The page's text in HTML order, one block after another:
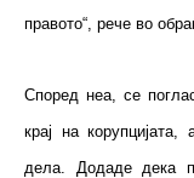
правото“, рече во
Според неа, се
крај на
дела. Додаде дека